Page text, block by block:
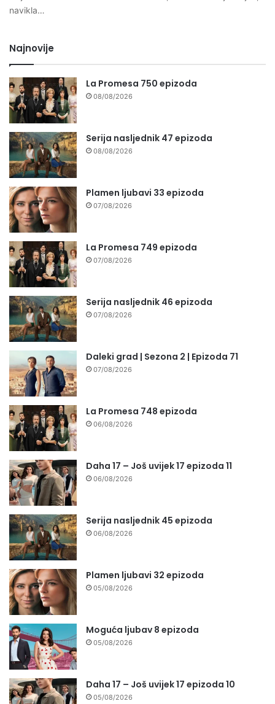
navikla…
Najnovije
La Promesa 750 epizoda
08/08/2026
Serija nasljednik 47 epizoda
08/08/2026
Plamen ljubavi 33 epizoda
07/08/2026
La Promesa 749 epizoda
07/08/2026
Serija nasljednik 46 epizoda
07/08/2026
Daleki grad | Sezona 2 | Epizoda 71
07/08/2026
La Promesa 748 epizoda
06/08/2026
Daha 17 – Još uvijek 17 epizoda 11
06/08/2026
Serija nasljednik 45 epizoda
06/08/2026
Plamen ljubavi 32 epizoda
05/08/2026
Moguća ljubav 8 epizoda
05/08/2026
Daha 17 – Još uvijek 17 epizoda 10
05/08/2026